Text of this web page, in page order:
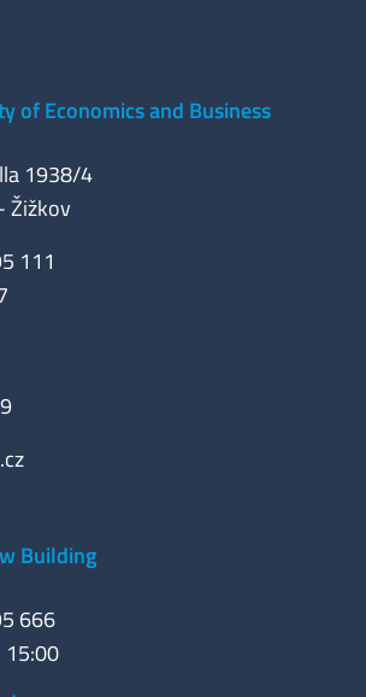
of Economics and Business
1938/4
Žižkov
111
Building
666
15:00